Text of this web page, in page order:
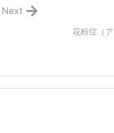
花粉症（
Next